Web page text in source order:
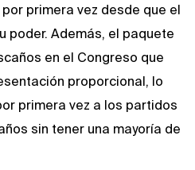
primera vez desde que el
poder. Además, el paquete
en el Congreso que
proporcional, lo
primera vez a los partidos
sin tener una mayoría de